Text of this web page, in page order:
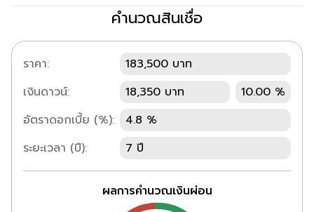
คำนวณสินเชื่อ
ราคา:
183,500 บาท
เงินดาวน์:
18,350 บาท
10.00 %
อัตราดอกเบี้ย (%):
4.8 %
ระยะเวลา (ปี):
7 ปี
ผลการคำนวณเงินผ่อน